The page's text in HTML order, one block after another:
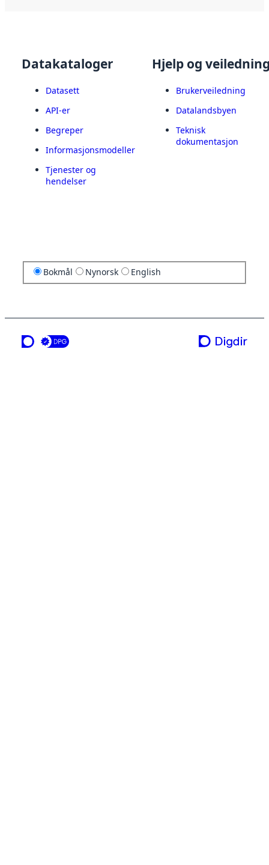
Datakataloger
Datasett
API-er
Begreper
Informasjonsmodeller
Tjenester og
hendelser
Hjelp og
Brukerveiledning
Datalandsbyen
Teknisk
dokumentasjon
Bokmål Nynorsk English